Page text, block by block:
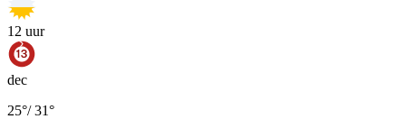
12 uur
dec
25°/31°